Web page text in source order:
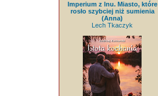
Imperium z lnu. Miasto, które
rosło szybciej niż sumienia
(Anna)
Lech Tkaczyk